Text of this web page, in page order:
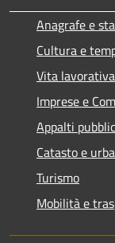
Anagrafe e
Cultura e
Vita lavorativa
Imprese e
Appalti
Catasto e
Turismo
Mobilità e